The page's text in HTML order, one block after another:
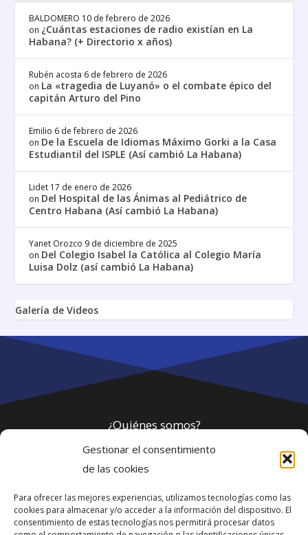
Gestionar el consentimiento
de las cookies
Para ofrecer las mejores experiencias, utilizamos tecnologías como las
cookies para almacenar y/o acceder a la información del dispositivo. El
consentimiento de estas tecnologías nos permitirá procesar datos
BALDOMERO 10 de febrero de 2026
on ¿Cuántas estaciones de radio existían en La
Habana? (+ Directorio x años)
Rubén acosta 6 de febrero de 2026
on La «tragedia de Luyanó» o el combate épico del
capitán Arturo del Pino
Emilio 6 de febrero de 2026
on De la Escuela de Idiomas Máximo Gorki a la Casa
Estudiantil del ISPLE (Así cambió La Habana)
Lidet 17 de enero de 2026
on Del Hospital de las Ánimas al Pediátrico de
Centro Habana (Así cambió La Habana)
Yanet Orozco 9 de diciembre de 2025
on Del Colegio Isabel la Católica al Colegio María
Luisa Dolz (así cambió La Habana)
Galería de Videos
¿Quiénes somos?
Política de privacidad
Webmaster
soporte@fotosdlahabana.com